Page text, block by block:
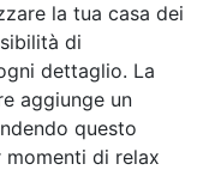
la tua casa dei
di
dettaglio. La
aggiunge un
questo
momenti di relax